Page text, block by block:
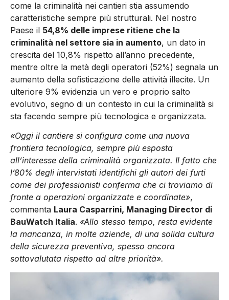
come la criminalità nei cantieri stia assumendo
caratteristiche sempre più strutturali. Nel nostro
Paese il 54,8% delle imprese ritiene che la
criminalità nel settore sia in aumento, un dato in
crescita del 10,8% rispetto all’anno precedente,
mentre oltre la metà degli operatori (52%) segnala un
aumento della sofisticazione delle attività illecite. Un
ulteriore 9% evidenzia un vero e proprio salto
evolutivo, segno di un contesto in cui la criminalità si
sta facendo sempre più tecnologica e organizzata.
«Oggi il cantiere si configura come una nuova
frontiera tecnologica, sempre più esposta
all’interesse della criminalità organizzata. Il fatto che
l’80% degli intervistati identifichi gli autori dei furti
come dei professionisti conferma che ci troviamo di
fronte a operazioni organizzate e coordinate»,
commenta Laura Casparrini, Managing Director di
BauWatch Italia. «Allo stesso tempo, resta evidente
la mancanza, in molte aziende, di una solida cultura
della sicurezza preventiva, spesso ancora
sottovalutata rispetto ad altre priorità».